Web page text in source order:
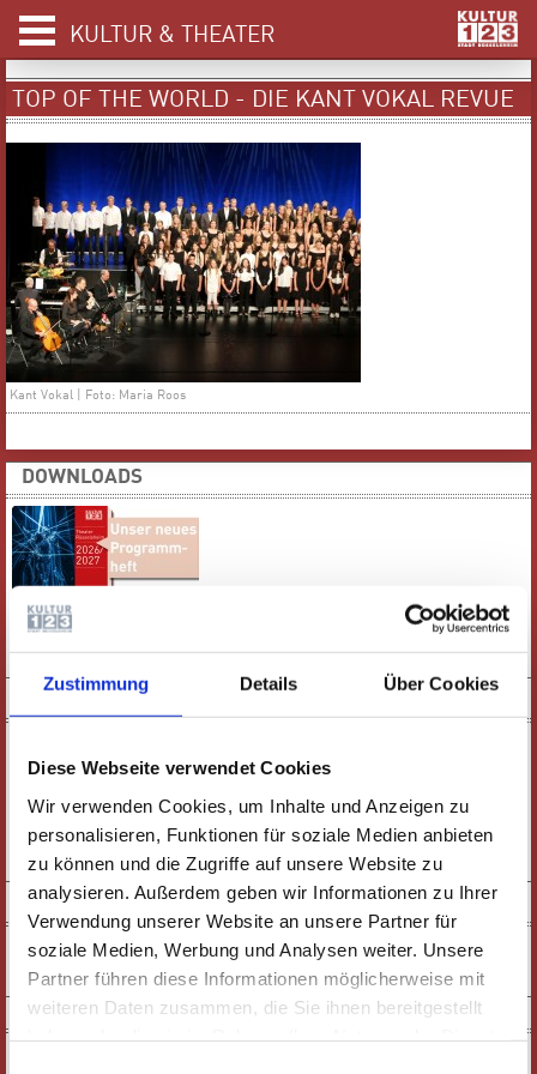
Zustimmung Details Über Cookies
Diese Webseite verwendet Cookies
Wir verwenden Cookies, um Inhalte und Anzeigen zu
personalisieren, Funktionen für soziale Medien anbieten
zu können und die Zugriffe auf unsere Website zu
analysieren. Außerdem geben wir Informationen zu Ihrer
Verwendung unserer Website an unsere Partner für
soziale Medien, Werbung und Analysen weiter. Unsere
Partner führen diese Informationen möglicherweise mit
weiteren Daten zusammen, die Sie ihnen bereitgestellt
KULTUR & THEATER
TOP OF THE WORLD - DIE KANT VOKAL REVUE
Kant Vokal | Foto: Maria Roos
DOWNLOADS
E-PAPER
ZUM FILM
SOCIAL MEDIA
NEWSLETTER